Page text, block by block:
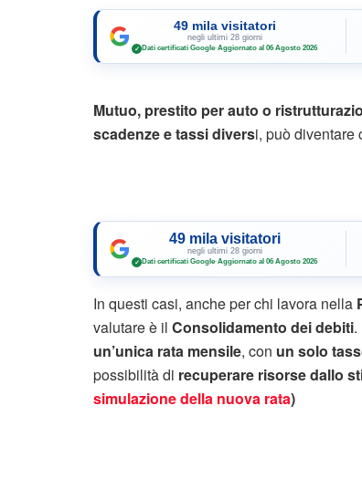
49 mila visitatori
negli ultimi 28 giorni
✓ Dati certificati Google·Aggiornato al 06 Agosto 2026
Mutuo, prestito per auto o
scadenze e tassi diversi, può diventare
49 mila visitatori
negli ultimi 28 giorni
✓ Dati certificati Google·Aggiornato al 06 Agosto 2026
In questi casi, anche per chi lavora nella
valutare è il Consolidamento dei debiti.
un’unica rata mensile, con un solo
possibilità di recuperare risorse dallo
simulazione della nuova rata)